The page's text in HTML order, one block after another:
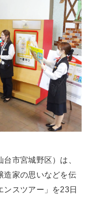
台市宮城野区）は、
造家の思いなどを伝
ンスツアー」を23日